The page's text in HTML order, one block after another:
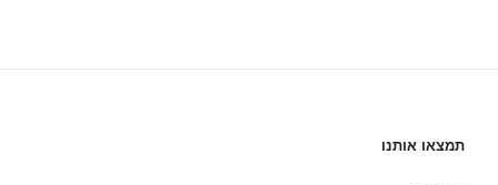
תמצאו אותנו